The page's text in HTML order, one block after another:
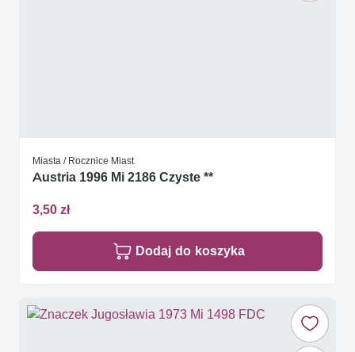
Miasta / Rocznice Miast
Austria 1996 Mi 2186 Czyste **
3,50 zł
Dodaj do koszyka